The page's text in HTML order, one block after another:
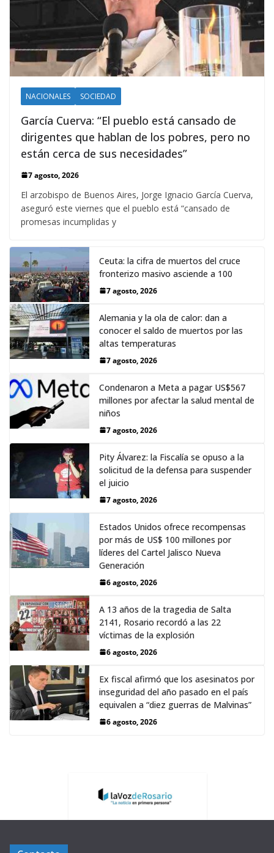
NACIONALES SOCIEDAD
García Cuerva: “El pueblo está cansado de
dirigentes que hablan de los pobres, pero no
están cerca de sus necesidades”
7 agosto, 2026
El arzobispo de Buenos Aires, Jorge Ignacio García Cuerva,
aseguró este viernes que el pueblo está “cansado de
promesas incumplidas y
Ceuta: la cifra de muertos del cruce
fronterizo masivo asciende a 100
7 agosto, 2026
Alemania y la ola de calor: dan a
conocer el saldo de muertos por las
altas temperaturas
7 agosto, 2026
Condenaron a Meta a pagar US$567
millones por afectar la salud mental de
niños
7 agosto, 2026
Pity Álvarez: la Fiscalía se opuso a la
solicitud de la defensa para suspender
el juicio
7 agosto, 2026
Estados Unidos ofrece recompensas
por más de US$ 100 millones por
líderes del Cartel Jalisco Nueva
Generación
6 agosto, 2026
A 13 años de la tragedia de Salta
2141, Rosario recordó a las 22
víctimas de la explosión
6 agosto, 2026
Ex fiscal afirmó que los asesinatos por
inseguridad del año pasado en el país
equivalen a “diez guerras de Malvinas”
6 agosto, 2026